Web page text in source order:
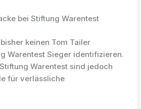
bei Stiftung Warentest
keinen Tom Tailer
Warentest Sieger identifizieren.
Warentest sind jedoch
für verlässliche